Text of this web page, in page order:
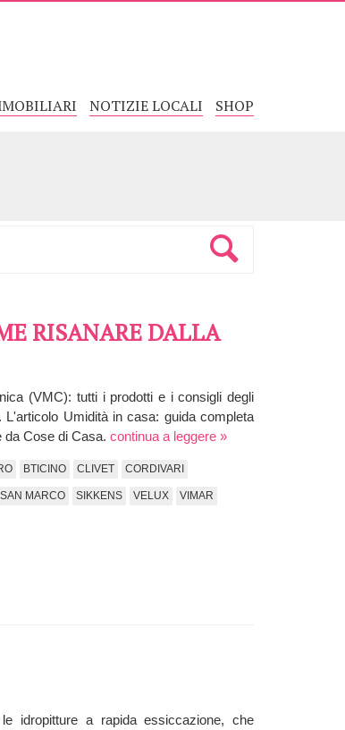
NOTIZIE LOCALI SHOP
RISANARE DALLA
(VMC): tutti i prodotti e i consigli degli
Umidità in casa: guida completa
da Cose di Casa. continua a leggere »
BTICINO CLIVET CORDIVARI
SAN MARCO SIKKENS VELUX VIMAR
idropitture a rapida essiccazione, che